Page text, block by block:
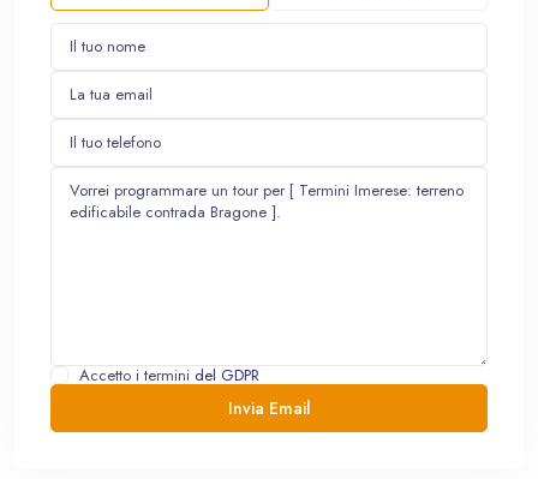
Accetto i termini del GDPR